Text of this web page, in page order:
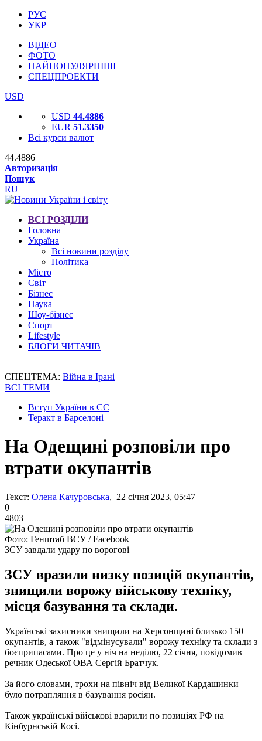
РУС
УКР
ВІДЕО
ФОТО
НАЙПОПУЛЯРНІШІ
СПЕЦПРОЕКТИ
USD
USD 44.4886
EUR 51.3350
Всі курси валют
44.4886
Авторизація
Пошук
RU
ВСІ РОЗДІЛИ
Головна
Україна
Всі новини розділу
Політика
Місто
Світ
Бізнес
Наука
Шоу-бізнес
Спорт
Lifestyle
БЛОГИ ЧИТАЧІВ
СПЕЦТЕМА: Війна в Ірані
ВСІ ТЕМИ
Вступ України в ЄС
Теракт в Барселоні
На Одещині розповіли про
втрати окупантів
Текст: Олена Качуровська, 22 січня 2023, 05:47
0
4803
Фото: Генштаб ВСУ / Facebook
ЗСУ завдали удару по ворогові
ЗСУ вразили низку позицій окупантів,
знищили ворожу військову техніку,
місця базування та склади.
Українські захисники знищили на Херсонщині близько 150
окупантів, а також "відмінусували" ворожу техніку та склади з
боєприпасами. Про це у ніч на неділю, 22 січня, повідомив
речник Одеської ОВА Сергій Братчук.
За його словами, трохи на північ від Великої Кардашинки
було потрапляння в базування росіян.
Також українські військові вдарили по позиціях РФ на
Кінбурнській Косі.